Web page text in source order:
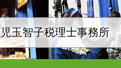
児玉智子税理士事務所